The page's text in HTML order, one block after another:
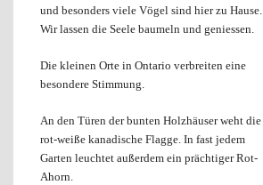
und besonders viele Vögel sind hier zu Hause.
Wir lassen die Seele baumeln und geniessen.
Die kleinen Orte in Ontario verbreiten eine
besondere Stimmung.
An den Türen der bunten Holzhäuser weht die
rot-weiße kanadische Flagge. In fast jedem
Garten leuchtet außerdem ein prächtiger Rot-
Ahorn.